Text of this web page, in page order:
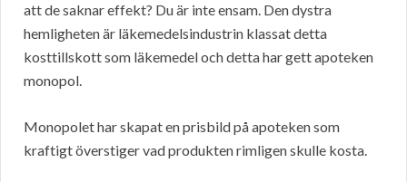
att de saknar effekt? Du är inte ensam. Den dystra
hemligheten är läkemedelsindustrin klassat detta
kosttillskott som läkemedel och detta har gett apoteken
monopol.
Monopolet har skapat en prisbild på apoteken som
kraftigt överstiger vad produkten rimligen skulle kosta.